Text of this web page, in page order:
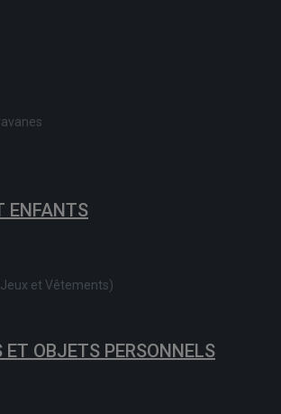
ENFANTS
et Vêtements)
OBJETS PERSONNELS